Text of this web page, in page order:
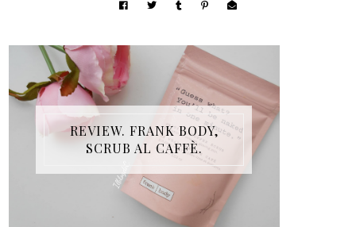
REVIEW. FRANK BODY,
SCRUB AL CAFFÈ.